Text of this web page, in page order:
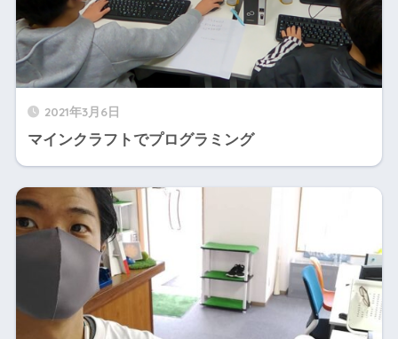
2021年3月6日
マインクラフトでプログラミング